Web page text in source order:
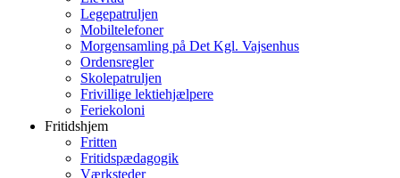
Legepatruljen
Mobiltelefoner
Morgensamling på Det Kgl. Vajsenhus
Ordensregler
Skolepatruljen
Frivillige lektiehjælpere
Feriekoloni
Fritidshjem
Fritten
Fritidspædagogik
Værksteder